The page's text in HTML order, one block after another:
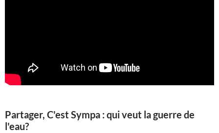
Partager, C'est Sympa : qui veut la guerre de
l'eau?